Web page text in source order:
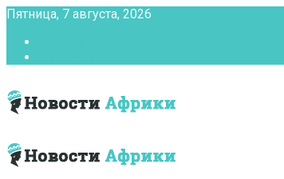
Пятница, 7 августа, 2026